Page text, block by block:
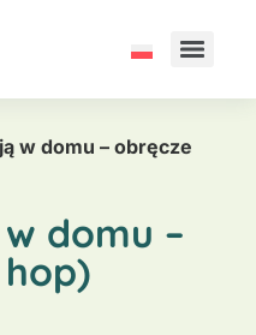
w domu – obręcze
domu –